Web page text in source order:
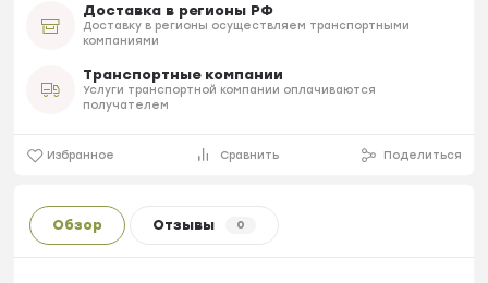
Доставка в регионы РФ
Доставку в регионы осуществляем транспортными
компаниями
Транспортные компании
Услуги транспортной компании оплачиваются
получателем
Избранное Сравнить Поделиться
Обзор Отзывы 0